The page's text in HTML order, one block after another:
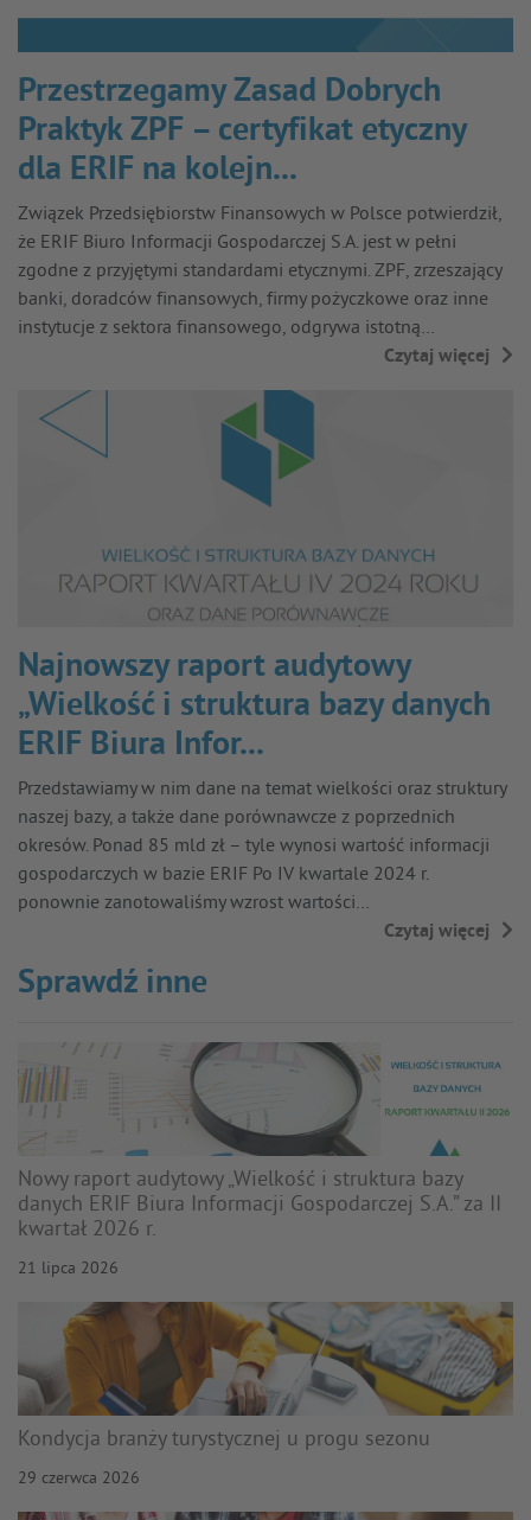
Przestrzegamy Zasad Dobrych
Praktyk ZPF – certyfikat etyczny
dla ERIF na kolejn...
Związek Przedsiębiorstw Finansowych w Polsce potwierdził,
że ERIF Biuro Informacji Gospodarczej S.A. jest w pełni
zgodne z przyjętymi standardami etycznymi. ZPF, zrzeszający
banki, doradców finansowych, firmy pożyczkowe oraz inne
instytucje z sektora finansowego, odgrywa istotną…
Czytaj więcej
Najnowszy raport audytowy
„Wielkość i struktura bazy danych
ERIF Biura Infor...
Przedstawiamy w nim dane na temat wielkości oraz struktury
naszej bazy, a także dane porównawcze z poprzednich
okresów. Ponad 85 mld zł – tyle wynosi wartość informacji
gospodarczych w bazie ERIF Po IV kwartale 2024 r.
ponownie zanotowaliśmy wzrost wartości…
Czytaj więcej
Sprawdź inne
Nowy raport audytowy „Wielkość i struktura bazy
danych ERIF Biura Informacji Gospodarczej S.A.” za II
kwartał 2026 r.
21 lipca 2026
Kondycja branży turystycznej u progu sezonu
29 czerwca 2026